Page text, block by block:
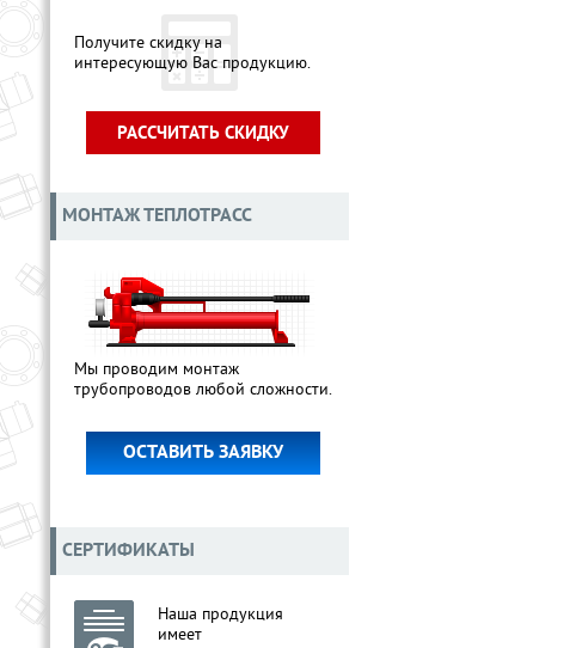
Получите скидку на
интересующую Вас продукцию.
РАССЧИТАТЬ СКИДКУ
МОНТАЖ ТЕПЛОТРАСС
Мы проводим монтаж
трубопроводов любой сложности.
ОСТАВИТЬ ЗАЯВКУ
СЕРТИФИКАТЫ
Наша продукция
имеет